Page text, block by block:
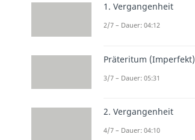
1. Vergangenheit
2/7 – Dauer: 04:12
Präteritum (Imperfekt)
3/7 – Dauer: 05:31
2. Vergangenheit
4/7 – Dauer: 04:10